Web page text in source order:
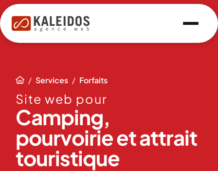
 / Services / Forfaits
Site web pour
Camping,
pourvoirie et attrait
touristique